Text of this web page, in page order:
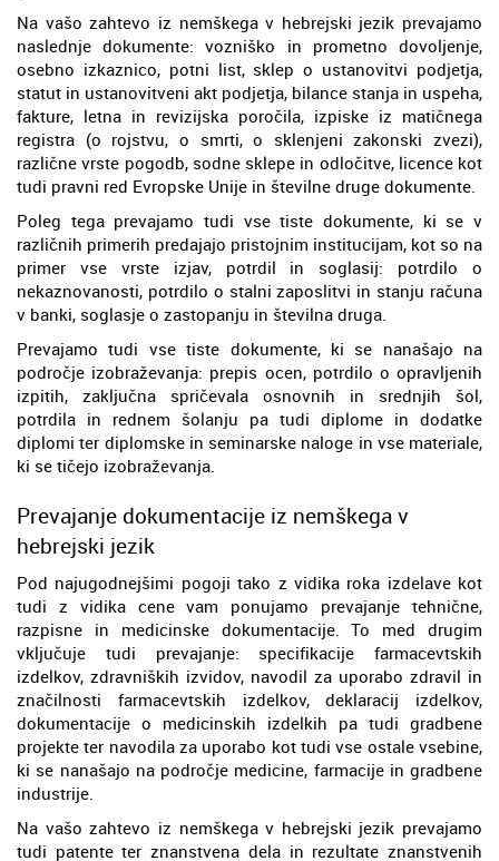
Na vašo zahtevo iz nemškega v hebrejski jezik prevajamo
naslednje dokumente: vozniško in prometno dovoljenje,
osebno izkaznico, potni list, sklep o ustanovitvi podjetja,
statut in ustanovitveni akt podjetja, bilance stanja in uspeha,
fakture, letna in revizijska poročila, izpiske iz matičnega
registra (o rojstvu, o smrti, o sklenjeni zakonski zvezi),
različne vrste pogodb, sodne sklepe in odločitve, licence kot
tudi pravni red Evropske Unije in številne druge dokumente.
Poleg tega prevajamo tudi vse tiste dokumente, ki se v
različnih primerih predajajo pristojnim institucijam, kot so na
primer vse vrste izjav, potrdil in soglasij: potrdilo o
nekaznovanosti, potrdilo o stalni zaposlitvi in stanju računa
v banki, soglasje o zastopanju in številna druga.
Prevajamo tudi vse tiste dokumente, ki se nanašajo na
področje izobraževanja: prepis ocen, potrdilo o opravljenih
izpitih, zaključna spričevala osnovnih in srednjih šol,
potrdila in rednem šolanju pa tudi diplome in dodatke
diplomi ter diplomske in seminarske naloge in vse materiale,
ki se tičejo izobraževanja.
Prevajanje dokumentacije iz nemškega v
hebrejski jezik
Pod najugodnejšimi pogoji tako z vidika roka izdelave kot
tudi z vidika cene vam ponujamo prevajanje tehnične,
razpisne in medicinske dokumentacije. To med drugim
vključuje tudi prevajanje: specifikacije farmacevtskih
izdelkov, zdravniških izvidov, navodil za uporabo zdravil in
značilnosti farmacevtskih izdelkov, deklaracij izdelkov,
dokumentacije o medicinskih izdelkih pa tudi gradbene
projekte ter navodila za uporabo kot tudi vse ostale vsebine,
ki se nanašajo na področje medicine, farmacije in gradbene
industrije.
Na vašo zahtevo iz nemškega v hebrejski jezik prevajamo
tudi patente ter znanstvena dela in rezultate znanstvenih